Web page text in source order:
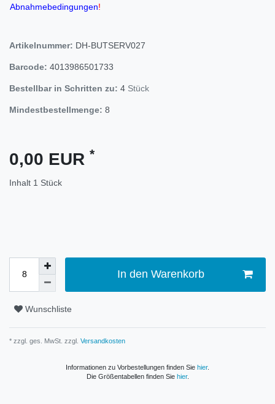
Abnahmebedingungen!
Artikelnummer: DH-BUTSERV027
Barcode: 4013986501733
Bestellbar in Schritten zu: 4 Stück
Mindestbestellmenge: 8
0,00 EUR *
Inhalt 1 Stück
In den Warenkorb
Wunschliste
* zzgl. ges. MwSt. zzgl. Versandkosten
Informationen zu Vorbestellungen finden Sie hier.
Die Größentabellen finden Sie hier.